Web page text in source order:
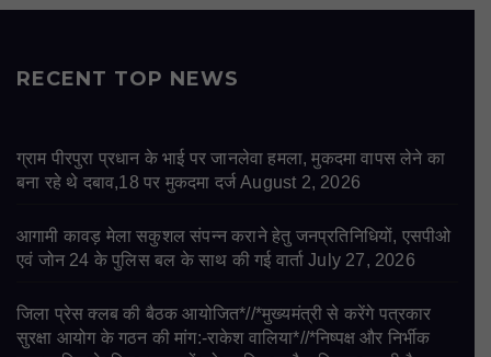
RECENT TOP NEWS
ग्राम पीरपुरा प्रधान के भाई पर जानलेवा हमला, मुकदमा वापस लेने का
बना रहे थे दबाव,18 पर मुकदमा दर्ज August 2, 2026
आगामी कावड़ मेला सकुशल संपन्न कराने हेतु जनप्रतिनिधियों, एसपीओ
एवं जोन 24 के पुलिस बल के साथ की गई वार्ता July 27, 2026
जिला प्रेस क्लब की बैठक आयोजित*//*मुख्यमंत्री से करेंगे पत्रकार
सुरक्षा आयोग के गठन की मांग:-राकेश वालिया*//*निष्पक्ष और निर्भीक